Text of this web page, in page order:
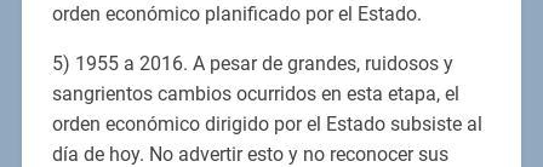
orden económico planificado por el Estado.
5) 1955 a 2016. A pesar de grandes, ruidosos y
sangrientos cambios ocurridos en esta etapa, el
orden económico dirigido por el Estado subsiste al
día de hoy. No advertir esto y no reconocer sus